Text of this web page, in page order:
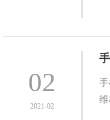
02
2021-02